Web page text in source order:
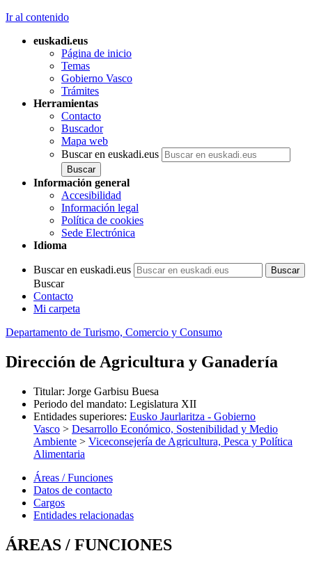
Ir al contenido
euskadi.eus
Página de inicio
Temas
Gobierno Vasco
Trámites
Herramientas
Contacto
Buscador
Mapa web
Buscar en euskadi.eus
Información general
Accesibilidad
Información legal
Política de cookies
Sede Electrónica
Idioma
Buscar en euskadi.eus
Buscar
Contacto
Mi carpeta
Departamento de Turismo, Comercio y Consumo
Dirección de Agricultura y Ganadería
Titular: Jorge Garbisu Buesa
Periodo del mandato: Legislatura XII
Entidades superiores: Eusko Jaurlaritza - Gobierno
Vasco > Desarrollo Económico, Sostenibilidad y Medio
Ambiente > Viceconsejería de Agricultura, Pesca y Política
Alimentaria
Áreas / Funciones
Datos de contacto
Cargos
Entidades relacionadas
ÁREAS / FUNCIONES